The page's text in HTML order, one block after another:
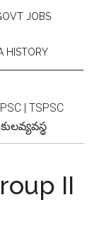
JOBS
HISTORY
| TSPSC
II